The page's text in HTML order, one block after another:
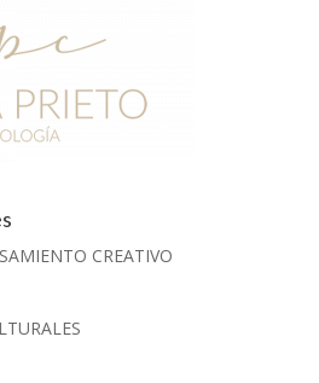
CREATIVO